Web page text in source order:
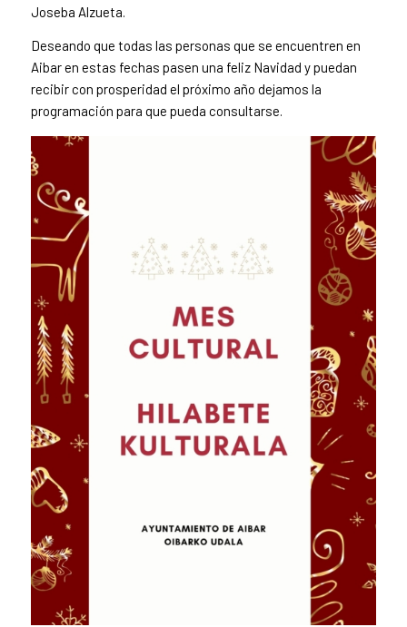
Joseba Alzueta.
Deseando que todas las personas que se encuentren en
Aibar en estas fechas pasen una feliz Navidad y puedan
recibir con prosperidad el próximo año dejamos la
programación para que pueda consultarse.